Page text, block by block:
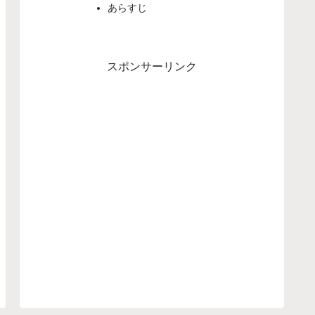
あらすじ
スポンサーリンク